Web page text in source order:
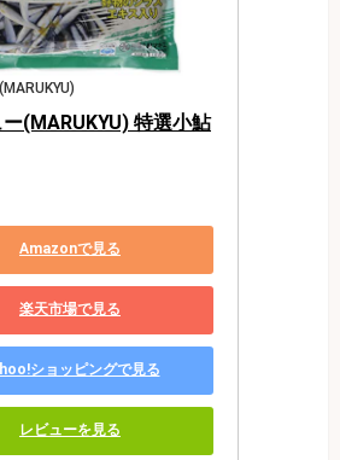
(MARUKYU) 特選小鮎
Amazonで見る
楽天市場で見る
ショッピングで見る
レビューを見る